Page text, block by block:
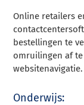
Online retailers
bestellingen te
omruilingen af
websitenavigatie.
Onderwijs: